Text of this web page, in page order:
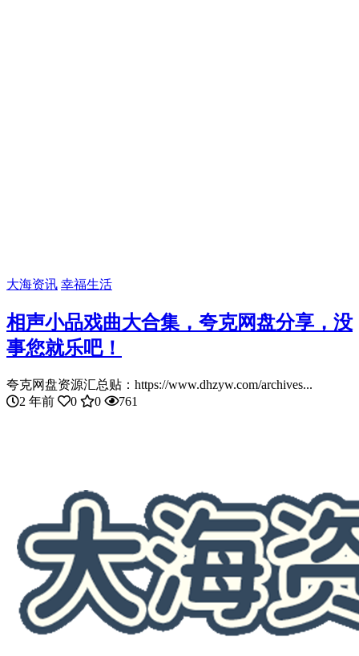
大海资讯 幸福生活
相声小品戏曲大合集，夸克网盘分享，没
事您就乐吧！
夸克网盘资源汇总贴：https://www.dhzyw.com/archives...
2 年前
0 0 761